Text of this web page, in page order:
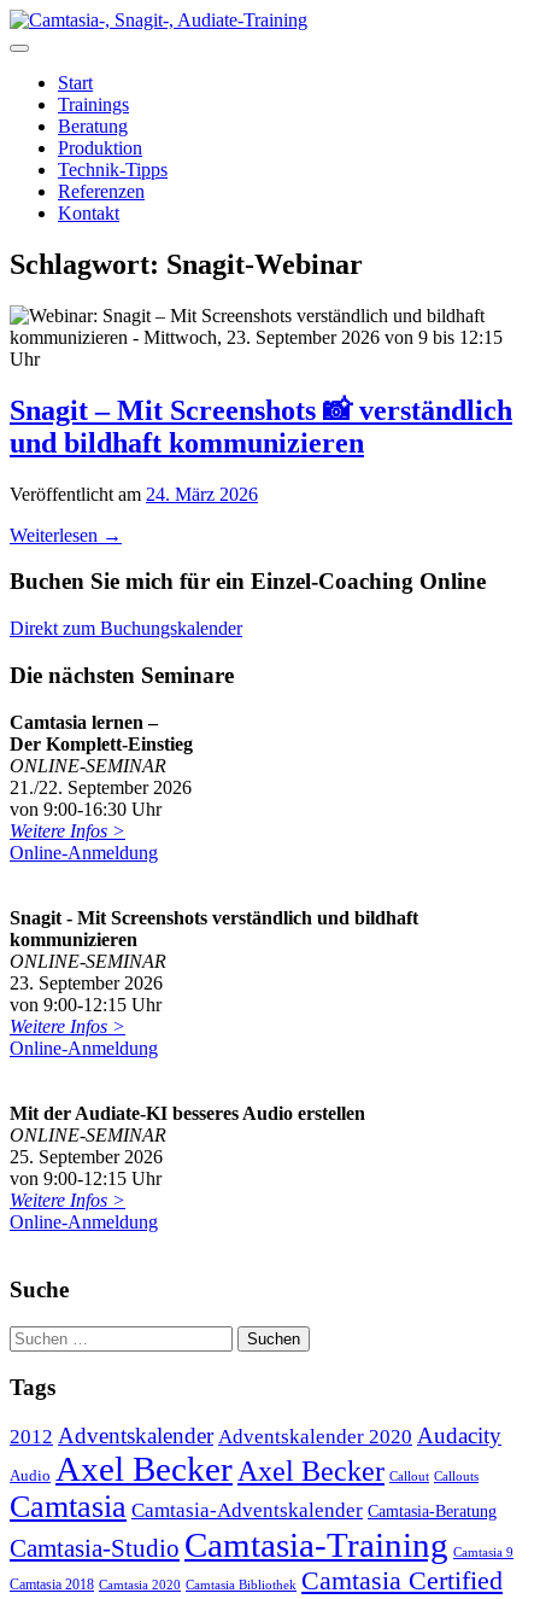
Zum
Inhalt
Start
Trainings
Beratung
Produktion
Technik-Tipps
Referenzen
Kontakt
Schlagwort: Snagit-Webinar
Snagit – Mit Screenshots 📸 verständlich
und bildhaft kommunizieren
Veröffentlicht am 24. März 2026
Weiterlesen →
Buchen Sie mich für ein Einzel-Coaching Online
Direkt zum Buchungskalender
Die nächsten Seminare
Camtasia lernen –
Der Komplett-Einstieg
ONLINE-SEMINAR
21./22. September 2026
von 9:00-16:30 Uhr
Weitere Infos >
Online-Anmeldung
Snagit - Mit Screenshots verständlich und bildhaft
kommunizieren
ONLINE-SEMINAR
23. September 2026
von 9:00-12:15 Uhr
Weitere Infos >
Online-Anmeldung
Mit der Audiate-KI besseres Audio erstellen
ONLINE-SEMINAR
25. September 2026
von 9:00-12:15 Uhr
Weitere Infos >
Online-Anmeldung
Suche
Tags
2012 Adventskalender Adventskalender 2020 Audacity
Audio Axel BeckerAxel Becker Callout Callouts
Camtasia Camtasia-Adventskalender Camtasia-Beratung
Camtasia-Studio Camtasia-Training Camtasia 9
Camtasia 2018 Camtasia 2020 Camtasia Bibliothek Camtasia Certified